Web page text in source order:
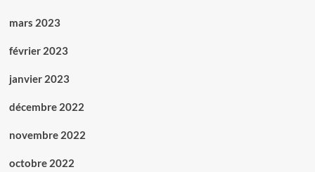
mars 2023
février 2023
janvier 2023
décembre 2022
novembre 2022
octobre 2022